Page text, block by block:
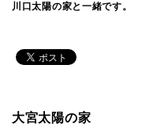
川口太陽の家と一緒です。
大宮太陽の家